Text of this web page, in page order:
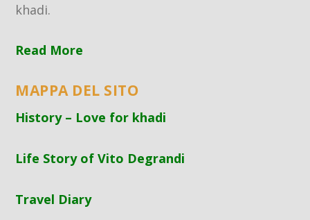
khadi.
Read More
MAPPA DEL SITO
History – Love for khadi
Life Story of Vito Degrandi
Travel Diary